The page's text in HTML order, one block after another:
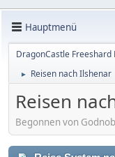
Hauptmenü
DragonCastle Freeshard
► Reisen nach Ilshenar
Reisen
Begonnen von